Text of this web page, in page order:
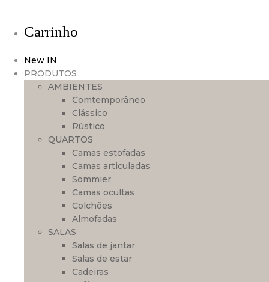
Carrinho
New IN
PRODUTOS
AMBIENTES
Comtemporâneo
Clássico
Rústico
QUARTOS
Camas estofadas
Camas articuladas
Sommier
Camas ocultas
Colchões
Almofadas
SALAS
Salas de jantar
Salas de estar
Cadeiras